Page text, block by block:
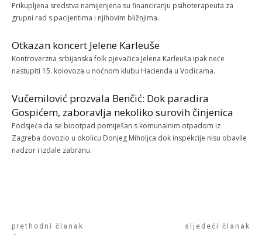
Prikupljena sredstva namijenjena su financiranju psihoterapeuta za
grupni rad s pacijentima i njihovim bližnjima.
Otkazan koncert Jelene Karleuše
Kontroverzna srbijanska folk pjevačica Jelena Karleuša ipak neće
nastupiti 15. kolovoza u noćnom klubu Hacienda u Vodicama.
Vučemilović prozvala Benčić: Dok paradira
Gospićem, zaboravlja nekoliko surovih činjenica
Podsjeća da se biootpad pomiješan s komunalnim otpadom iz
Zagreba dovozio u okolicu Donjeg Miholjca dok inspekcije nisu obavile
nadzor i izdale zabranu.
prethodni članak sljedeći članak